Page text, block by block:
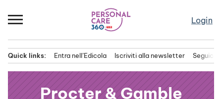
al
Login
principale
Quick links: Entra nell’Edicola Iscriviti alla newsletter Seguici
Procter & Gamble